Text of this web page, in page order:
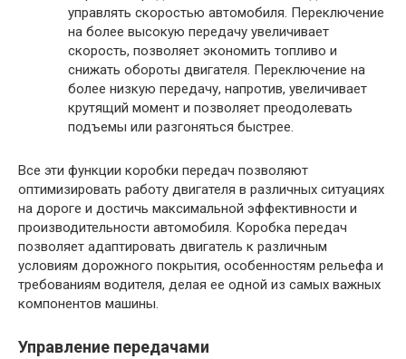
управлять скоростью автомобиля. Переключение
на более высокую передачу увеличивает
скорость, позволяет экономить топливо и
снижать обороты двигателя. Переключение на
более низкую передачу, напротив, увеличивает
крутящий момент и позволяет преодолевать
подъемы или разгоняться быстрее.
Все эти функции коробки передач позволяют
оптимизировать работу двигателя в различных ситуациях
на дороге и достичь максимальной эффективности и
производительности автомобиля. Коробка передач
позволяет адаптировать двигатель к различным
условиям дорожного покрытия, особенностям рельефа и
требованиям водителя, делая ее одной из самых важных
компонентов машины.
Управление передачами